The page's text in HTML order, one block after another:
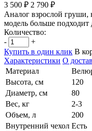
3 500 ₽ 2 790 ₽
Аналог взрослой груши,
модель больше подходит
Количество:
-
+
Купить в один клик В
Характеристики О
Материал
Высота, см
120
Диаметр, см
80
Вес, кг
2-3
Объем, л
200
Внутренний чехол Есть